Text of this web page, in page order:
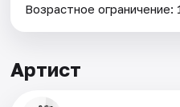
Возрастное ограничение:
Артист